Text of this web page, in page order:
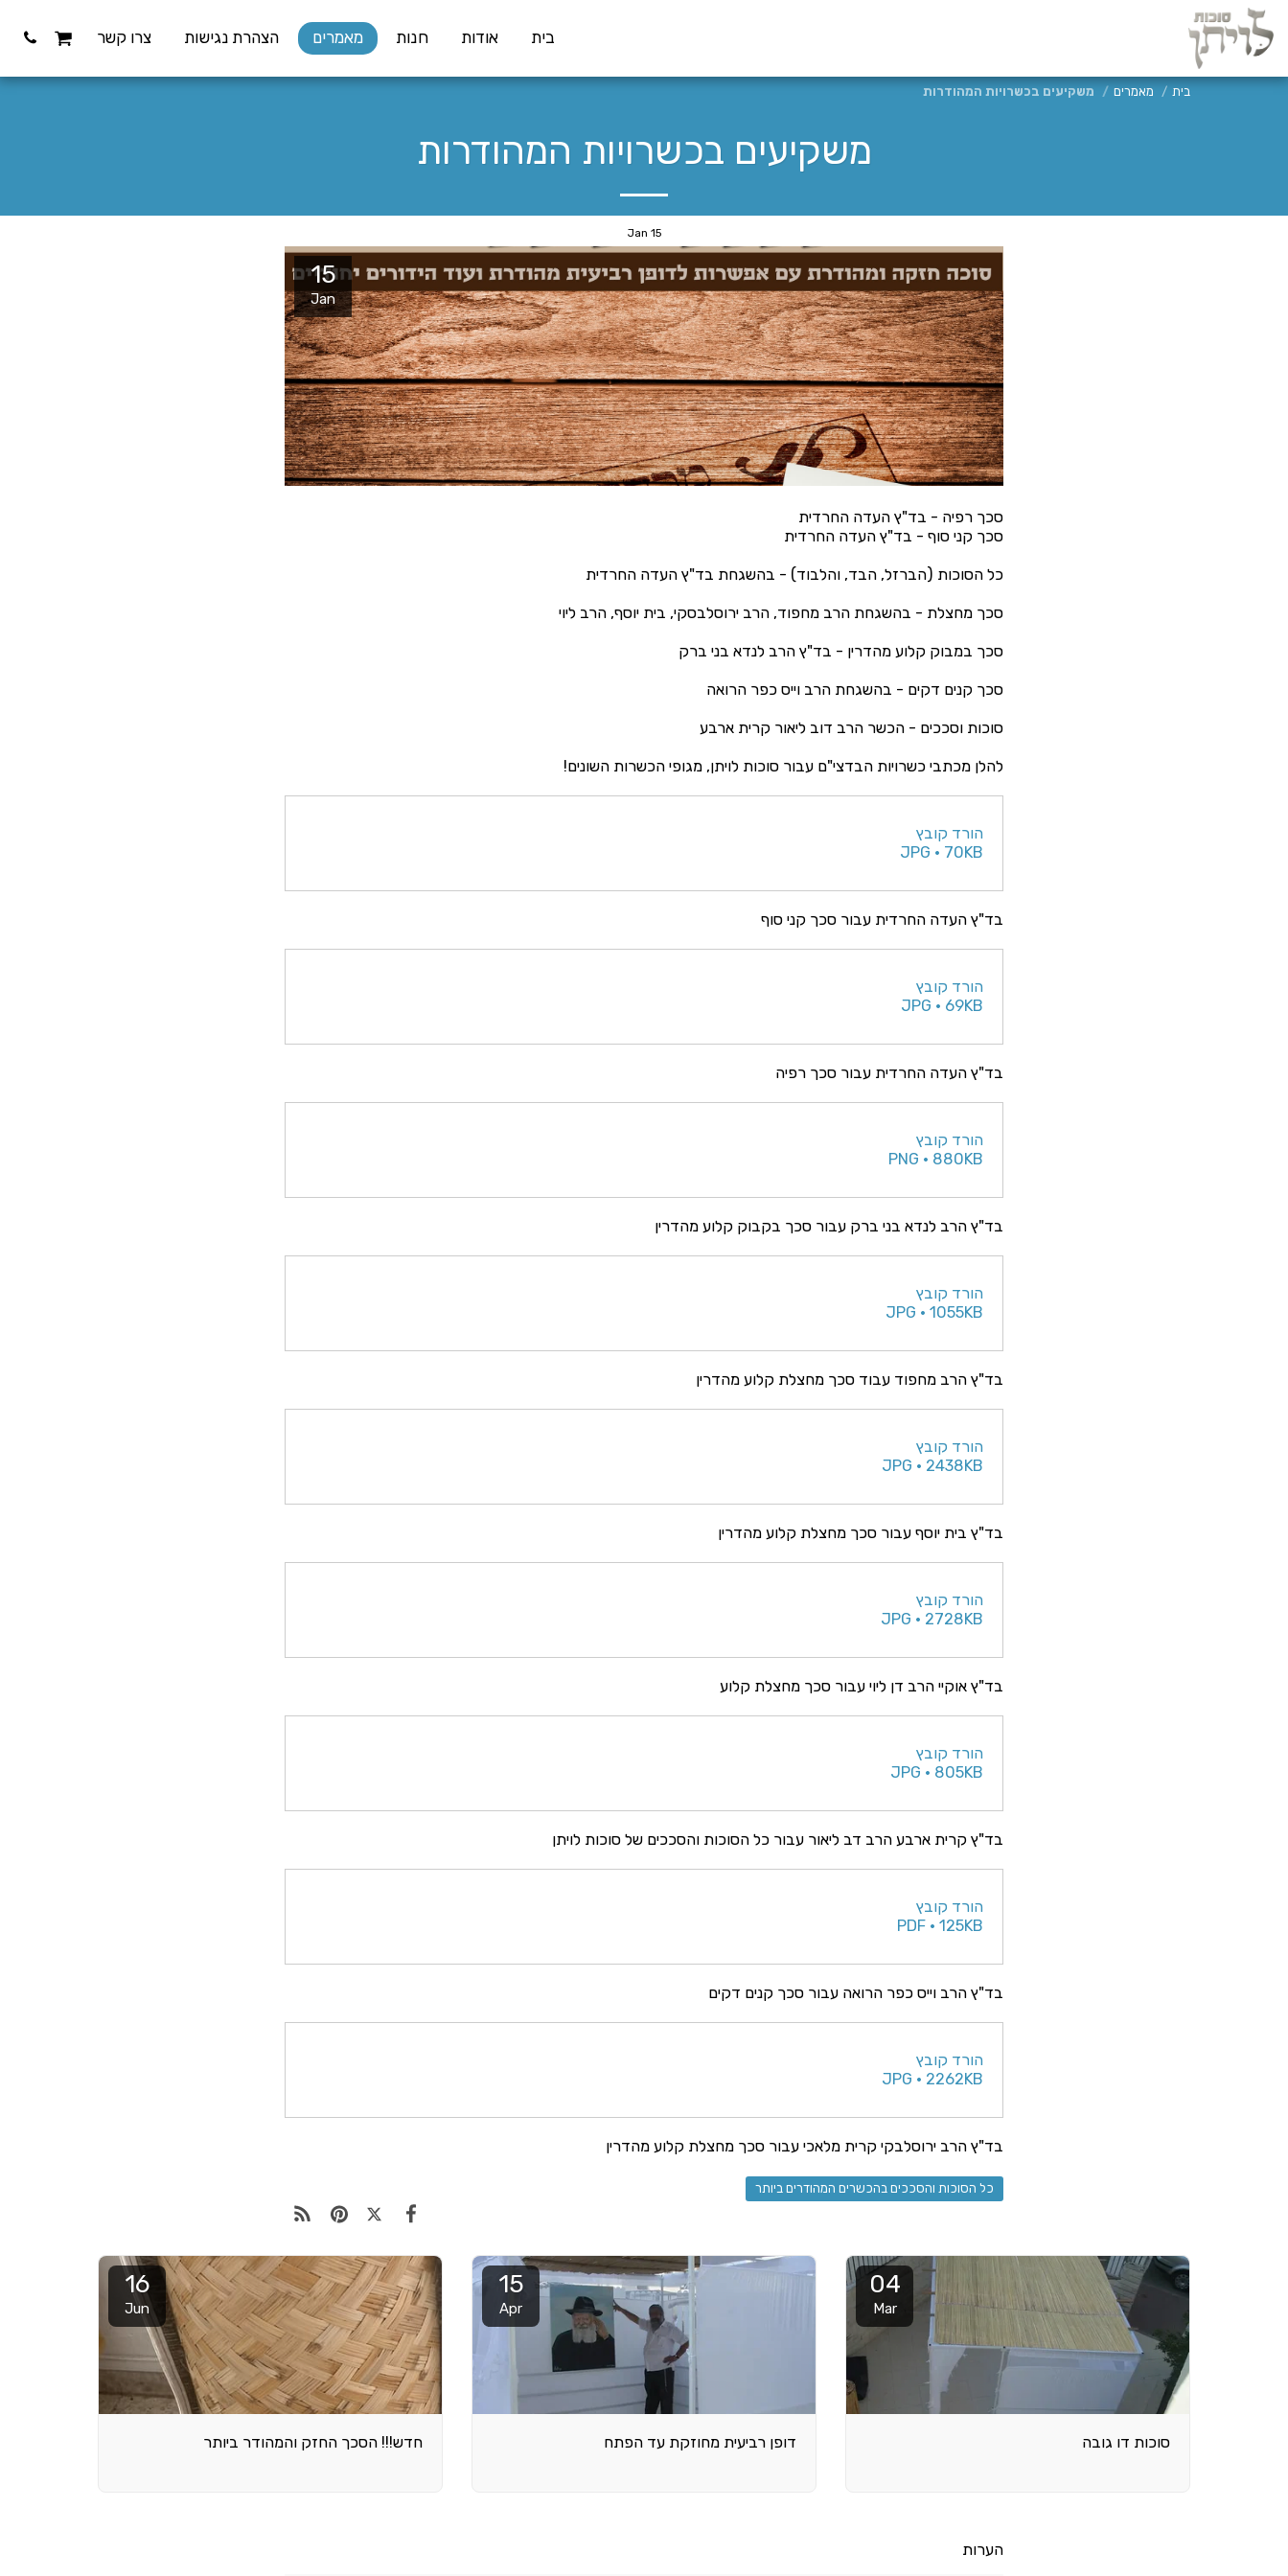
בית אודות חנות מאמרים הצהרת נגישות צרו קשר
בית מאמרים משקיעים בכשרויות המהודרות
משקיעים בכשרויות המהודרות
15
Jan
15
Jan
סכך רפיה - בד"ץ העדה החרדית
סכך קני סוף - בד"ץ העדה החרדית
כל הסוכות (הברזל, הבד, והלבוד) - בהשגחת בד"ץ העדה החרדית
סכך מחצלת - בהשגחת הרב מחפוד, הרב ירוסלבסקי, בית יוסף, הרב ליוי
סכך במבוק קלוע מהדרין - בד"ץ הרב לנדא בני ברק
סכך קנים דקים - בהשגחת הרב וייס כפר הרואה
סוכות וסככים - הכשר הרב דוב ליאור קרית ארבע
להלן מכתבי כשרויות הבדצי"ם עבור סוכות לויתן, מגופי הכשרות השונים!
הורד קובץ
JPG • 70KB
בד"ץ העדה החרדית עבור סכך קני סוף
הורד קובץ
JPG • 69KB
בד"ץ העדה החרדית עבור סכך רפיה
הורד קובץ
PNG • 880KB
בד"ץ הרב לנדא בני ברק עבור סכך בקבוק קלוע מהדרין
הורד קובץ
JPG • 1055KB
בד"ץ הרב מחפוד עבוד סכך מחצלת קלוע מהדרין
הורד קובץ
JPG • 2438KB
בד"ץ בית יוסף עבור סכך מחצלת קלוע מהדרין
הורד קובץ
JPG • 2728KB
בד"ץ אוקיי הרב דן ליוי עבור סכך מחצלת קלוע
הורד קובץ
JPG • 805KB
בד"ץ קרית ארבע הרב דב ליאור עבור כל הסוכות והסככים של סוכות לויתן
הורד קובץ
PDF • 125KB
בד"ץ הרב וייס כפר הרואה עבור סכך קנים דקים
הורד קובץ
JPG • 2262KB
בד"ץ הרב ירוסלבקי קרית מלאכי עבור סכך מחצלת קלוע מהדרין
כל הסוכות והסככים בהכשרים המהודרים ביותר
04
Mar
סוכות דו גובה
15
Apr
דופן רביעית מחוזקת עד הפתח
16
Jun
חדש!!! הסכך החזק והמהודר ביותר
הערות